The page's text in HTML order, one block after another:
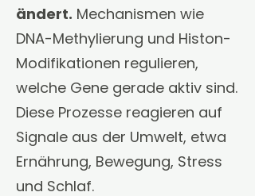
ändert. Mechanismen wie
DNA-Methylierung und Histon-
Modifikationen regulieren,
welche Gene gerade aktiv sind.
Diese Prozesse reagieren auf
Signale aus der Umwelt, etwa
Ernährung, Bewegung, Stress
und Schlaf.